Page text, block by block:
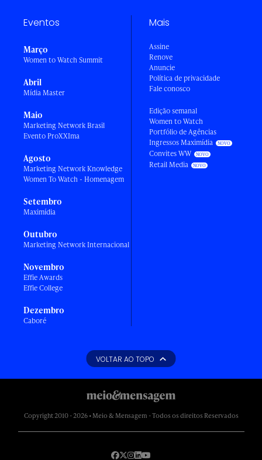
Eventos
Março
Women to Watch Summit
Abril
Mídia Master
Maio
Marketing Network Brasil
Evento ProXXIma
Agosto
Marketing Network Knowledge
Women To Watch - Homenagem
Setembro
Maximídia
Outubro
Marketing Network Internacional
Novembro
Effie Awards
Effie College
Dezembro
Caboré
Mais
Assine
Renove
Anuncie
Política de privacidade
Fale conosco
Edição semanal
Women to Watch
Portfólio de Agências
Ingressos Maximídia
Convites WW
Retail Media
VOLTAR AO TOPO
Copyright 2010 - 2026 • Meio & Mensagem - Todos os direitos Reservados